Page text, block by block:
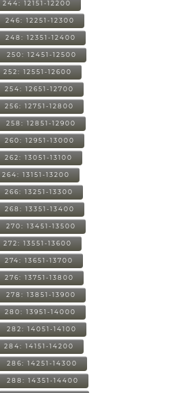
244: 12151-12200
246: 12251-12300
248: 12351-12400
250: 12451-12500
252: 12551-12600
254: 12651-12700
256: 12751-12800
258: 12851-12900
260: 12951-13000
262: 13051-13100
264: 13151-13200
266: 13251-13300
268: 13351-13400
270: 13451-13500
272: 13551-13600
274: 13651-13700
276: 13751-13800
278: 13851-13900
280: 13951-14000
282: 14051-14100
284: 14151-14200
286: 14251-14300
288: 14351-14400